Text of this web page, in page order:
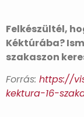
Felkészültél,
Kéktúrába?
szakaszon
Forrás: https://
kektura-16-